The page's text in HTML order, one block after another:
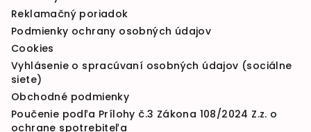
Reklamačný poriadok
Podmienky ochrany osobných údajov
Cookies
Vyhlásenie o spracúvaní osobných údajov (sociálne
siete)
Obchodné podmienky
Poučenie podľa Prílohy č.3 Zákona 108/2024 Z.z. o
ochrane spotrebiteľa